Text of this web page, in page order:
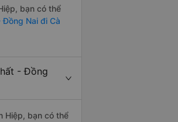
bạn có thể
Đồng Nai đi Cà
- Đồng
Hiệp, bạn có thể